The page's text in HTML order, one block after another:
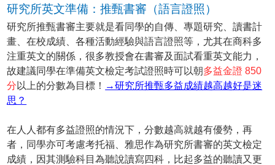
研究所英文準備：推甄書審（語言證照）
研究所推甄書審主要就是看同學的自傳、專題研究、讀書計
畫、在校成績、各種活動經驗與語言證照等，尤其在商科多
注重英文的關係，很多教授會在書審及面試看重英文能力，
故建議同學在準備英文檢定考試證照時可以朝多益金證 850
分 以上的分數為目標！ →研究所推甄多益成績越高越好是迷
思？
在人人都有多益證照的情況下，分數越高就越有優勢，再
者，同學亦可考慮考托福、雅思作為研究所書審的英文檢定
成績，因其測驗科目為聽說讀寫四科，比起多益的聽讀又更